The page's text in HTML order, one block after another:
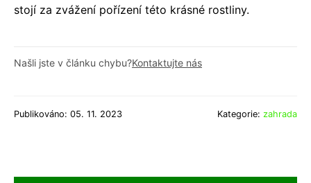
stojí za zvážení pořízení této krásné rostliny.
Našli jste v článku chybu?Kontaktujte nás
Publikováno: 05. 11. 2023 Kategorie: zahrada